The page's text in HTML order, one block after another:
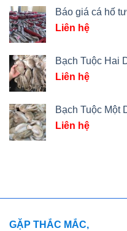
Báo giá cá hố
Liên hệ
Bạch Tuộc Hai
Liên hệ
Bạch Tuộc Một
Liên hệ
GẶP THẮC MẮC,